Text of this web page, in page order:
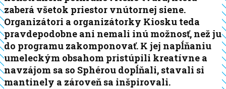
zaberá všetok priestor vnútornej siene.
Organizátori a organizátorky Kiosku teda
pravdepodobne ani nemali inú možnosť, než ju
do programu zakomponovať. K jej napĺňaniu
umeleckým obsahom pristúpili kreatívne a
navzájom sa so Sphérou dopĺňali, stavali si
mantinely a zároveň sa inšpirovali.